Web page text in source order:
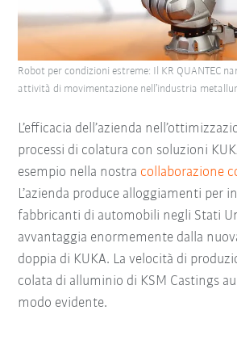
L’efficacia dell’azienda
processi di colatura con soluzioni
esempio nella nostra collaborazione
L’azienda produce alloggiamenti per
fabbricanti di automobili negli Stati
avvantaggia enormemente dalla
doppia di KUKA. La velocità di
colata di alluminio di KSM Castings
modo evidente.
Robot per condizioni estreme: Il KR QUANTEC
attività di movimentazione nell’industria